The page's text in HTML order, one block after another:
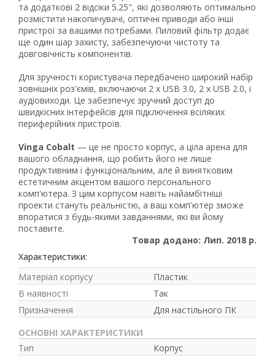
та додаткові 2 відсіки 5.25", які дозволяють оптимально
розмістити накопичувачі, оптичні приводи або інші
пристрої за вашими потребами. Пиловий фільтр додає
ще один шар захисту, забезпечуючи чистоту та
довговічність компонентів.
Для зручності користувача передбачено широкий набір
зовнішніх роз'ємів, включаючи 2 x USB 3.0, 2 x USB 2.0, і
аудіовиходи. Це забезпечує зручний доступ до
швидкісних інтерфейсів для підключення всіляких
периферійних пристроїв.
Vinga Cobalt — це не просто корпус, а ціла арена для
вашого обладнання, що робить його не лише
продуктивним і функціональним, але й винятковим
естетичним акцентом вашого персонального
комп'ютера. З цим корпусом навіть найамбітніші
проекти стануть реальністю, а ваш комп'ютер зможе
впоратися з будь-якими завданнями, які ви йому
поставите.
Товар додано: Лип. 2018 р.
Характеристики:
Матеріал корпусу
Пластик
В наявності
Так
Призначення
Для настільного ПК
ОСНОВНІ ХАРАКТЕРИСТИКИ
Тип
Корпус